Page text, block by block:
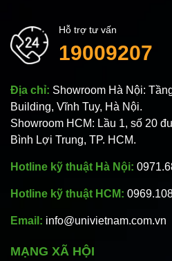
Hỗ trợ tư vấn
19009207
Địa chỉ: Showroom Hà Nội:
Building, Vĩnh Tuy, Hà Nội.
Showroom HCM: Lầu 1, số 20
Bình Lợi Trung, TP. HCM.
Hotline kỹ thuật Hà Nội:
Hotline kỹ thuật HCM:
Email: info@univietnam.com.vn
MẠNG XÃ HỘI